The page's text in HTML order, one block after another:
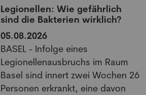
Legionellen: Wie gefährlich
sind die Bakterien wirklich?
05.08.2026
BASEL - Infolge eines
Legionellenausbruchs im Raum
Basel sind innert zwei Wochen 26
Personen erkrankt, eine davon